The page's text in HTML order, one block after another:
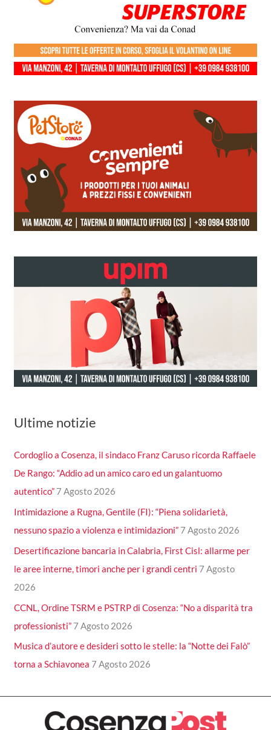
Ultime notizie
Cordoglio a Cosenza, il sindaco Franz Caruso ricorda Raffaele
De Rango: “Addio ad un amico caro ed un galantuomo
autentico” 7 Agosto 2026
Intimidazione a Rugna, Gentile (FI): “Piena solidarietà,
nessuno spazio a violenza e intimidazioni” 7 Agosto 2026
Desertificazione bancaria in Calabria, First Cisl: allarme per
le aree interne, timori anche per i grandi centri 7 Agosto
2026
CCNL, Ordine TSRM e PSTRP di Cosenza: “No a disparità tra
professionisti” 7 Agosto 2026
Musica d’autore e desideri sotto le stelle: la “Notte dei Falò”
torna a Schiavonea 7 Agosto 2026